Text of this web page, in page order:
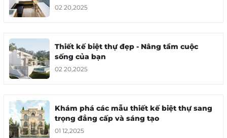
01 12,2025
Hồ sơ thiết kế biệt thự full - Mang đến
không gian sống hoàn hảo
02 20,2025
Thiết kế biệt thự đẹp - Nâng tầm cuộc
sống của bạn
02 20,2025
Khám phá các mẫu thiết kế biệt thự sang
trọng đẳng cấp và sáng tạo
01 12,2025